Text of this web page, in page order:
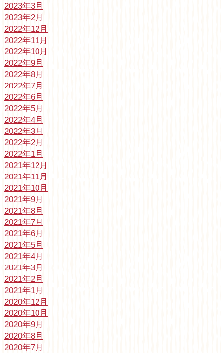
2023年3月
2023年2月
2022年12月
2022年11月
2022年10月
2022年9月
2022年8月
2022年7月
2022年6月
2022年5月
2022年4月
2022年3月
2022年2月
2022年1月
2021年12月
2021年11月
2021年10月
2021年9月
2021年8月
2021年7月
2021年6月
2021年5月
2021年4月
2021年3月
2021年2月
2021年1月
2020年12月
2020年10月
2020年9月
2020年8月
2020年7月